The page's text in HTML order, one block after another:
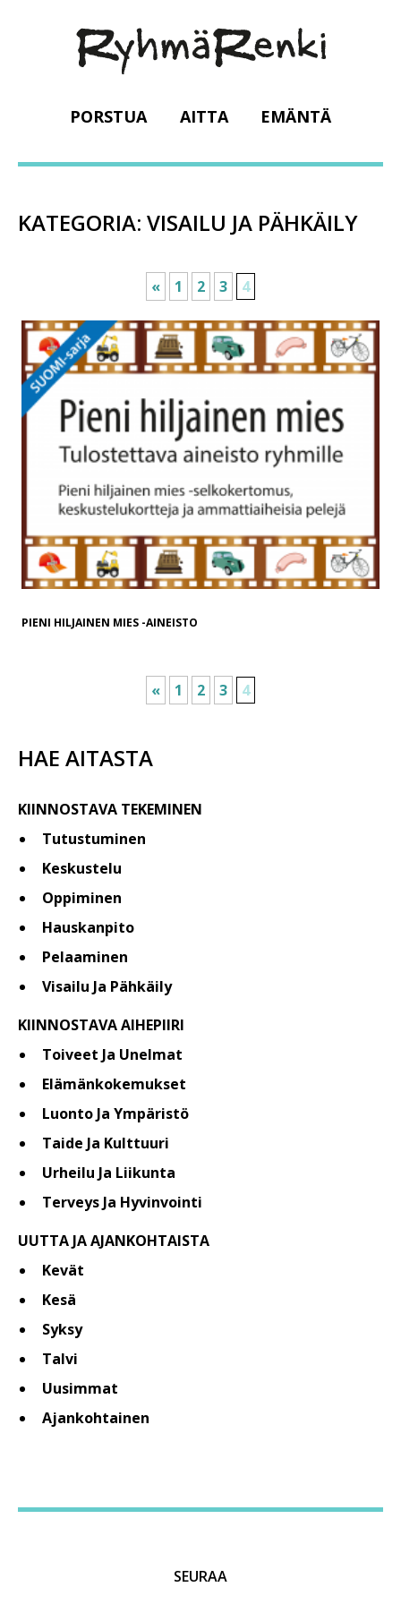
PORSTUA AITTA EMÄNTÄ
KATEGORIA: VISAILU JA PÄHKÄILY
« 1 2 3 4
PIENI HILJAINEN MIES -AINEISTO
« 1 2 3 4
HAE AITASTA
KIINNOSTAVA TEKEMINEN
Tutustuminen
Keskustelu
Oppiminen
Hauskanpito
Pelaaminen
Visailu Ja Pähkäily
KIINNOSTAVA AIHEPIIRI
Toiveet Ja Unelmat
Elämänkokemukset
Luonto Ja Ympäristö
Taide Ja Kulttuuri
Urheilu Ja Liikunta
Terveys Ja Hyvinvointi
UUTTA JA AJANKOHTAISTA
Kevät
Kesä
Syksy
Talvi
Uusimmat
Ajankohtainen
SEURAA